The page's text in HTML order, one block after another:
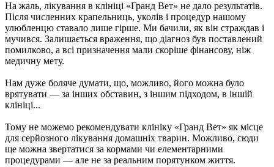
На жаль, лікування в клініці «Гранд Вет» не дало результатів.
Після численних крапельниць, уколів і процедур нашому
улюбленцю ставало лише гірше. Ми бачили, як він страждав і
мучився. Залишається враження, що діагноз був поставлений
помилково, а всі призначення мали скоріше фінансову, ніж
медичну мету.
Нам дуже боляче думати, що, можливо, його можна було
врятувати — за інших обставин, з іншим підходом, в іншій
клініці...
Тому не можемо рекомендувати клініку «Гранд Вет» як місце
для серйозного лікування домашніх тварин. Можливо, сюди
ще можна звертатися за кормами чи елементарними
процедурами — але не за реальним порятунком життя.